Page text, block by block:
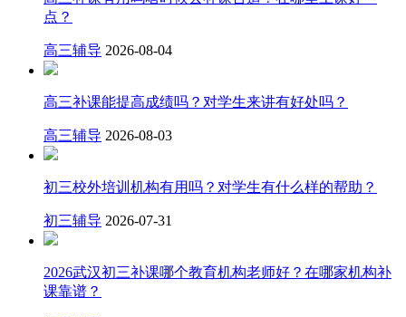
点？
高三辅导 2026-08-04
高三补课能提高成绩吗？对学生来讲有好处吗？
高三辅导 2026-08-03
初三校外培训机构有用吗？对学生有什么样的帮助？
初三辅导 2026-07-31
2026武汉初三补课哪个教育机构老师好？在哪家机构补
课靠谱？